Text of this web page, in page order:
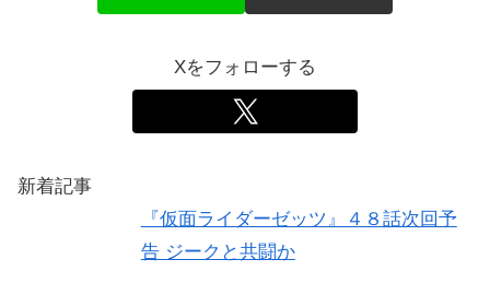
Xをフォローする
新着記事
『仮面ライダーゼッツ』４８話次回予
告 ジークと共闘か